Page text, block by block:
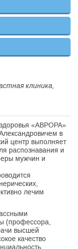
клиника,
«АВРОРА»
в
центр выполняет
распознавания и
мужчин и
лечим
(профессора,
высшей
качество